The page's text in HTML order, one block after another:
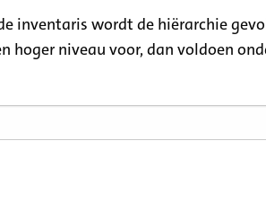
inventaris wordt de hiërarchie
hoger niveau voor, dan voldoen